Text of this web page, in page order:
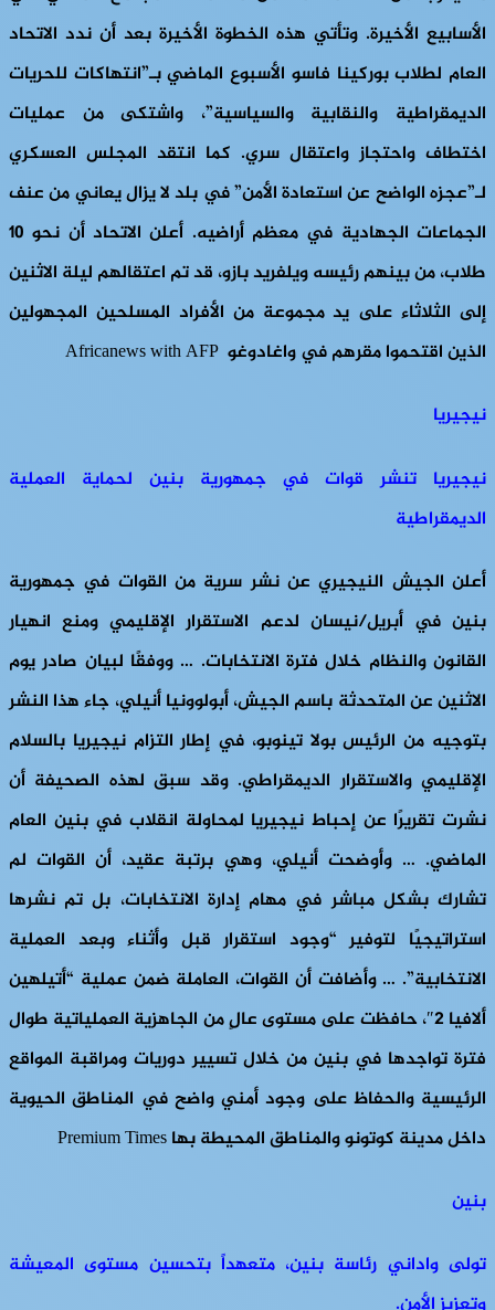
الأسابيع الأخيرة. وتأتي هذه الخطوة الأخيرة بعد أن ندد الاتحاد
العام لطلاب بوركينا فاسو الأسبوع الماضي بـ”انتهاكات للحريات
الديمقراطية والنقابية والسياسية”، واشتكى من عمليات
اختطاف واحتجاز واعتقال سري. كما انتقد المجلس العسكري
لـ”عجزه الواضح عن استعادة الأمن” في بلد لا يزال يعاني من عنف
الجماعات الجهادية في معظم أراضيه. أعلن الاتحاد أن نحو 10
طلاب، من بينهم رئيسه ويلفريد بازو، قد تم اعتقالهم ليلة الاثنين
إلى الثلاثاء على يد مجموعة من الأفراد المسلحين المجهولين
الذين اقتحموا مقرهم في واغادوغو Africanews with AFP
نيجيريا
نيجيريا تنشر قوات في جمهورية بنين لحماية العملية
الديمقراطية
أعلن الجيش النيجيري عن نشر سرية من القوات في جمهورية
بنين في أبريل/نيسان لدعم الاستقرار الإقليمي ومنع انهيار
القانون والنظام خلال فترة الانتخابات. … ووفقًا لبيان صادر يوم
الاثنين عن المتحدثة باسم الجيش، أبولوونيا أنيلي، جاء هذا النشر
بتوجيه من الرئيس بولا تينوبو، في إطار التزام نيجيريا بالسلام
الإقليمي والاستقرار الديمقراطي. وقد سبق لهذه الصحيفة أن
نشرت تقريرًا عن إحباط نيجيريا لمحاولة انقلاب في بنين العام
الماضي. … وأوضحت أنيلي، وهي برتبة عقيد، أن القوات لم
تشارك بشكل مباشر في مهام إدارة الانتخابات، بل تم نشرها
استراتيجيًا لتوفير “وجود استقرار قبل وأثناء وبعد العملية
الانتخابية”. … وأضافت أن القوات، العاملة ضمن عملية “أتيلهين
ألافيا 2″، حافظت على مستوى عالٍ من الجاهزية العملياتية طوال
فترة تواجدها في بنين من خلال تسيير دوريات ومراقبة المواقع
الرئيسية والحفاظ على وجود أمني واضح في المناطق الحيوية
داخل مدينة كوتونو والمناطق المحيطة بها Premium Times
بنين
تولى واداني رئاسة بنين، متعهداً بتحسين مستوى المعيشة